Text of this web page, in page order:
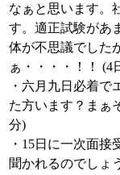
なぁと思います。
す。適正試験があ
体が不思議でした
ぁ・・・・！！ (4
・六月九日必着
た方います？まぁ
分)
・15日に一次面
聞かれるのでしょ